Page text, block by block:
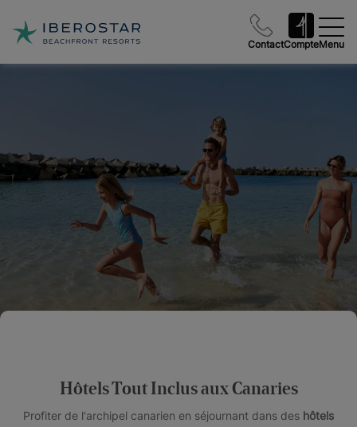
ContactCompteMenu
Hôtels Tout Inclus aux Canaries
Profiter de l'archipel canarien en séjournant dans des hôtels